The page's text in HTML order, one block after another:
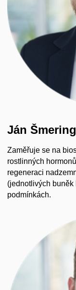
Ján
Zaměřuje se na
rostlinných
regeneraci
(jednotlivých buněk
podmínkách.